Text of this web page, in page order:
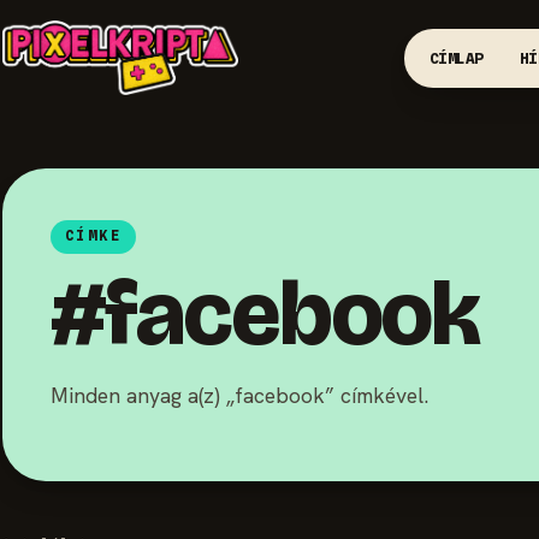
CÍMLAP
CÍMKE
#facebook
Minden anyag a(z) „facebook” címkével.